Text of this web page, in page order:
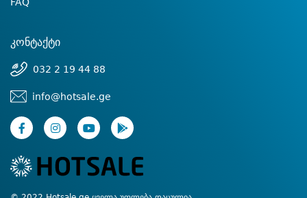
კონტაქტი
032 2 19 44 88
info@hotsale.ge